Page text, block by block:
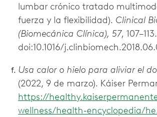
lumbar crónico tratado
fuerza y la flexibilidad). Clinical
(Biomecánica Clínica), 57, 107–113.
doi:10.1016/
Usa calor o hielo para aliviar el
(2022, 9 de marzo). Káiser
https://
wellness/health-encyclopedia/